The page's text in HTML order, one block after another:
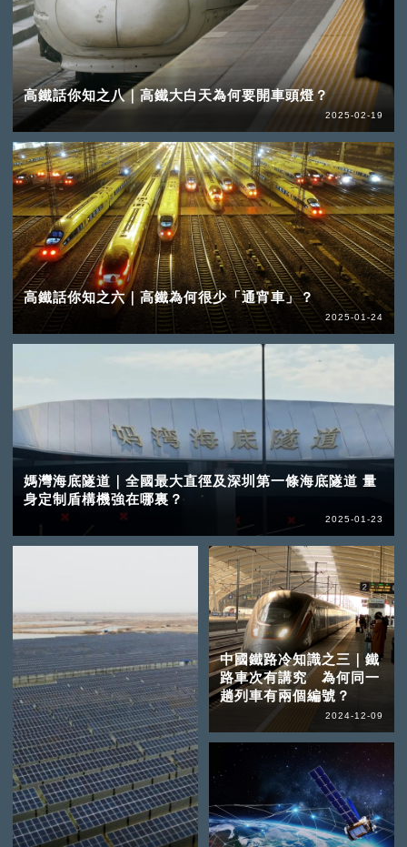
高鐵話你知之八｜高鐵大白天為何要開車頭燈？
2025-02-19
高鐵話你知之六｜高鐵為何很少「通宵車」？
2025-01-24
媽灣海底隧道｜全國最大直徑及深圳第一條海底隧道 量
身定制盾構機強在哪裏？
2025-01-23
中國鐵路冷知識之三｜鐵
路車次有講究 為何同一
趟列車有兩個編號？
2024-12-09